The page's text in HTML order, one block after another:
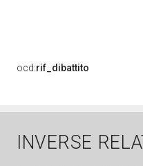
ocd:rif_dibattito
INVERSE